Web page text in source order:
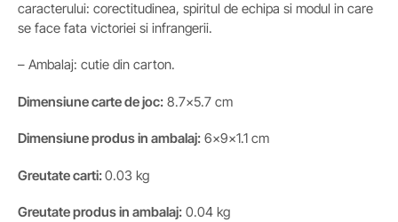
caracterului: corectitudinea, spiritul de echipa si modul in care
se face fata victoriei si infrangerii.
– Ambalaj: cutie din carton.
Dimensiune carte de joc: 8.7×5.7 cm
Dimensiune produs in ambalaj: 6x9x1.1 cm
Greutate carti:0.03 kg
Greutate produs in ambalaj: 0.04 kg